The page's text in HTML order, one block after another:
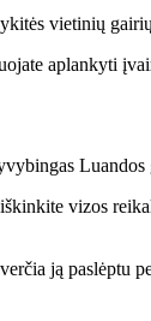
vietinių
aplankyti
vizos
ją paslėptu